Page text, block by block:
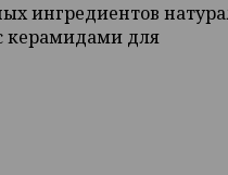
ингредиентов
керамидами для